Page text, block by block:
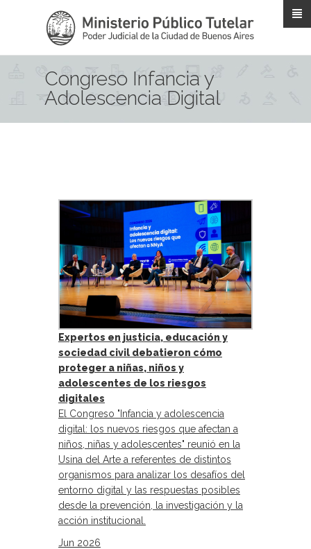
Congreso Infancia y
Adolescencia Digital
Expertos en justicia, educación y
sociedad civil debatieron cómo
proteger a niñas, niños y
adolescentes de los riesgos
digitales
El Congreso "Infancia y adolescencia
digital: los nuevos riesgos que afectan a
niños, niñas y adolescentes" reunió en la
Usina del Arte a referentes de distintos
organismos para analizar los desafíos del
entorno digital y las respuestas posibles
desde la prevención, la investigación y la
acción institucional.
Jun 2026